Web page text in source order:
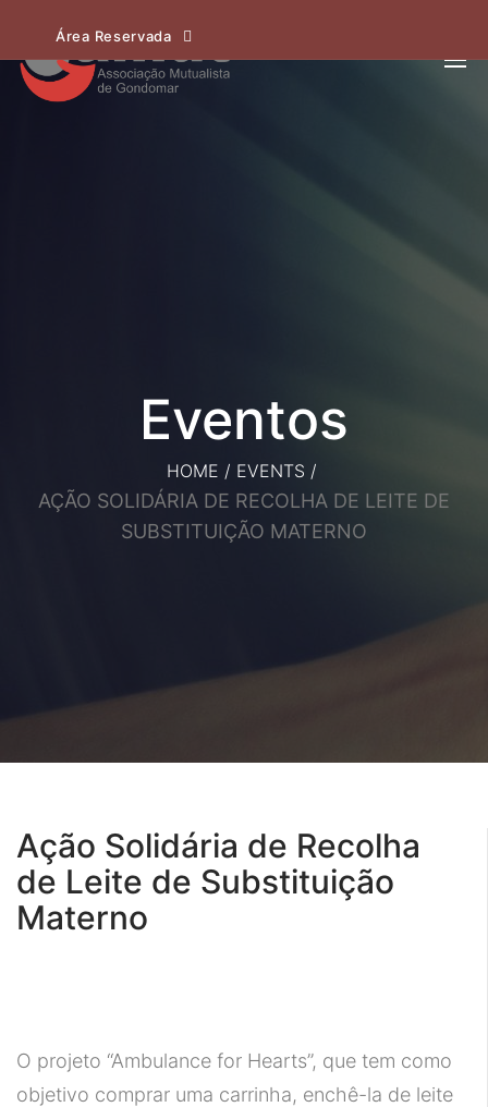
Área Reservada
HOME / EVENTS /
AÇÃO SOLIDÁRIA DE RECOLHA DE LEITE DE
SUBSTITUIÇÃO MATERNO
Ação Solidária de Recolha
de Leite de Substituição
Materno
O projeto “Ambulance for Hearts”, que tem como
objetivo comprar uma carrinha, enchê-la de leite